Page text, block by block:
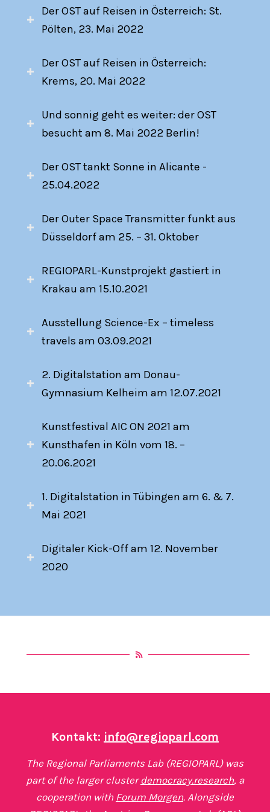
Der OST auf Reisen in Österreich: St.
Pölten, 23. Mai 2022
Der OST auf Reisen in Österreich:
Krems, 20. Mai 2022
Und sonnig geht es weiter: der OST
besucht am 8. Mai 2022 Berlin!
Der OST tankt Sonne in Alicante -
25.04.2022
Der Outer Space Transmitter funkt aus
Düsseldorf am 25. – 31. Oktober
REGIOPARL-Kunstprojekt gastiert in
Krakau am 15.10.2021
Ausstellung Science-Ex – timeless
travels am 03.09.2021
2. Digitalstation am Donau-
Gymnasium Kelheim am 12.07.2021
Kunstfestival AIC ON 2021 am
Kunsthafen in Köln vom 18. –
20.06.2021
1. Digitalstation in Tübingen am 6. & 7.
Mai 2021
Digitaler Kick-Off am 12. November
2020
Kontakt: info@regioparl.com
The Regional Parliaments Lab (REGIOPARL) was
part of the larger clusterdemocracy.research, a
cooperation with Forum Morgen. Alongside